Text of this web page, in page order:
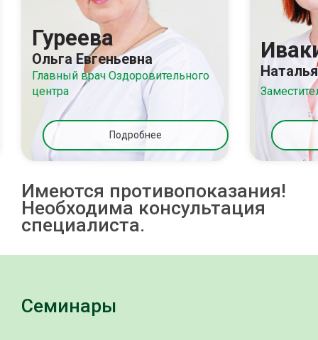
Гуреева
Ольга Евгеньевна
Главный врач Оздоровительного
центра
Подробнее
Имеются противопоказания!
Необходима консультация
специалиста.
Семинары